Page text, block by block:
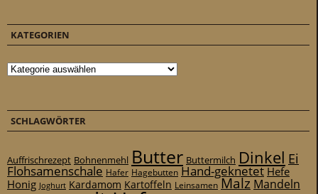
KATEGORIEN
Kategorien
SCHLAGWÖRTER
Auffrischrezept Bohnenmehl Butter Buttermilch Dinkel Ei
Flohsamenschale Hafer Hagebutten Hand-geknetet Hefe
Honig Joghurt Kardamom Kartoffeln Leinsamen Malz Mandeln